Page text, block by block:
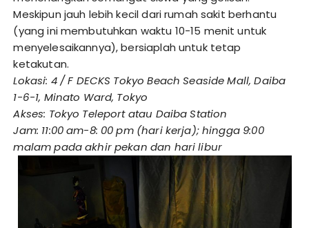
Meskipun jauh lebih kecil dari rumah sakit berhantu
(yang ini membutuhkan waktu 10-15 menit untuk
menyelesaikannya), bersiaplah untuk tetap
ketakutan.
Lokasi: 4 / F DECKS Tokyo Beach Seaside Mall, Daiba
1-6-1, Minato Ward, Tokyo
Akses: Tokyo Teleport atau Daiba Station
Jam: 11:00 am-8: 00 pm (hari kerja); hingga 9:00
malam pada akhir pekan dan hari libur